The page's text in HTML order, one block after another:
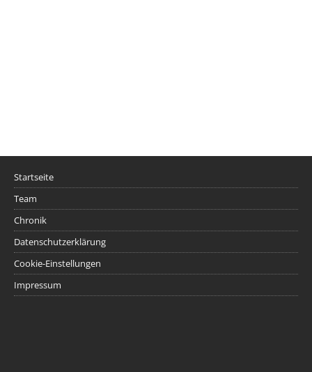
Startseite
Team
Chronik
Datenschutzerklärung
Cookie-Einstellungen
Impressum